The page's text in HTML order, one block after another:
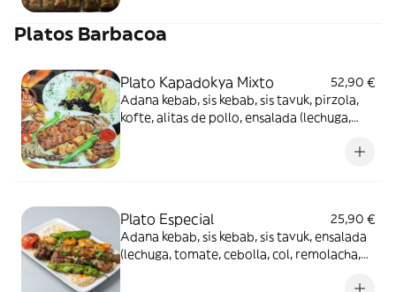
Platos Barbacoa
Plato Kapadokya Mixto
52,90 €
Adana kebab, sis kebab, sis tavuk, pirzola,
kofte, alitas de pollo, ensalada (lechuga,
Plato Especial
25,90 €
Adana kebab, sis kebab, sis tavuk, ensalada
(lechuga, tomate, cebolla, col, remolacha,